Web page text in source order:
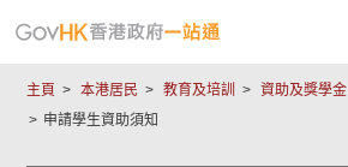
主頁 本港居民 教育及培訓 資助及獎學金
申請學生資助須知